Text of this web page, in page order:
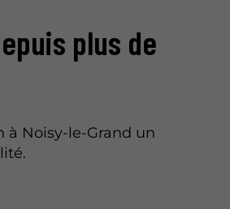
plus de
à Noisy-le-Grand un